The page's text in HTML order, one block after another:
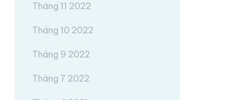
Tháng 11 2022
Tháng 10 2022
Tháng 9 2022
Tháng 7 2022